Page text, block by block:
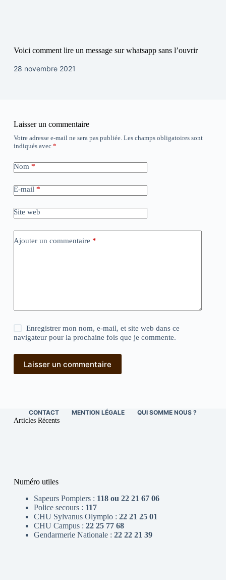
Voici comment lire un message sur whatsapp sans l’ouvrir
28 novembre 2021
Laisser un commentaire
Votre adresse e-mail ne sera pas publiée. Les champs obligatoires sont
indiqués avec *
Nom *
E-mail *
Site web
Ajouter un commentaire *
Enregistrer mon nom, e-mail, et site web dans ce
navigateur pour la prochaine fois que je commente.
Laisser un commentaire
CONTACT MENTION LÉGALE QUI SOMME NOUS ?
Articles Récents
Numéro utiles
Sapeurs Pompiers : 118 ou 22 21 67 06
Police secours : 117
CHU Sylvanus Olympio : 22 21 25 01
CHU Campus : 22 25 77 68
Gendarmerie Nationale : 22 22 21 39